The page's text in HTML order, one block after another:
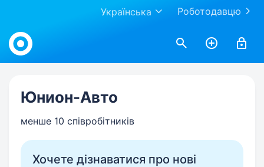
Роботодавцю
Українська
Work.ua
Юнион-Авто
менше 10 співробітників
Хочете дізнаватися про нові